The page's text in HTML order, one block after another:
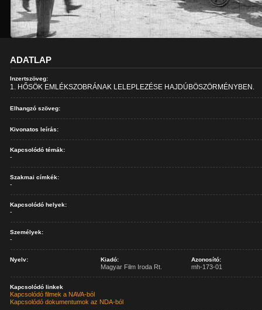
ADATLAP
Inzertszöveg:
1. HŐSÖK EMLÉKSZOBRÁNAK LELEPLEZÉSE HAJDÚBÖSZÖRMÉNYBEN.
Elhangzó szöveg:
Kivonatos leírás:
Kapcsolódó témák:
-
Szakmai címkék:
-
Kapcsolódó helyek:
-
Személyek:
-
Nyelv: Kiadó:
Magyar Film Iroda Rt.
Azonosító:
mh-173-01
Kapcsolódó linkek
Kapcsolódó filmek a NAVA-ból
Kapcsolódó dokumentumok az NDA-ból